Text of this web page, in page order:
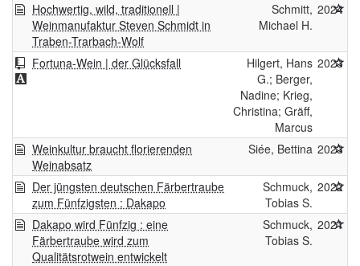
Hochwertig, wild, traditionell |
Weinmanufaktur Steven Schmidt in
Traben-Trarbach-Wolf
Schmitt,
Michael H.
2024
Fortuna-Wein | der Glücksfall
Hilgert, Hans
G.; Berger,
Nadine; Krieg,
Christina; Gräff,
Marcus
2023
Weinkultur braucht florierenden
Weinabsatz
Siée, Bettina 2023
Der jüngsten deutschen Färbertraube
zum Fünfzigsten : Dakapo
Schmuck,
Tobias S.
2022
Dakapo wird Fünfzig : eine
Färbertraube wird zum
Qualitätsrotwein entwickelt
Schmuck,
Tobias S.
2021